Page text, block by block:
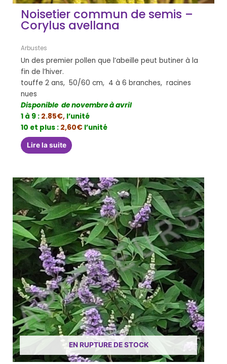
Noisetier commun de semis –
Corylus avellana
Arbustes
Un des premier pollen que l’abeille peut butiner à la
fin de l’hiver.
touffe 2 ans, 50/60 cm, 4 à 6 branches, racines
nues
Disponible de novembre à avril
1 à 9 : 2.85€, l’unité
10 et plus : 2,60€ l’unité
Lire la suite
EN RUPTURE DE STOCK